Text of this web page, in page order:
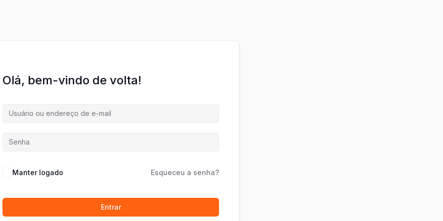
Olá, bem-vindo de volta!
Manter logado Esqueceu a senha?
Entrar